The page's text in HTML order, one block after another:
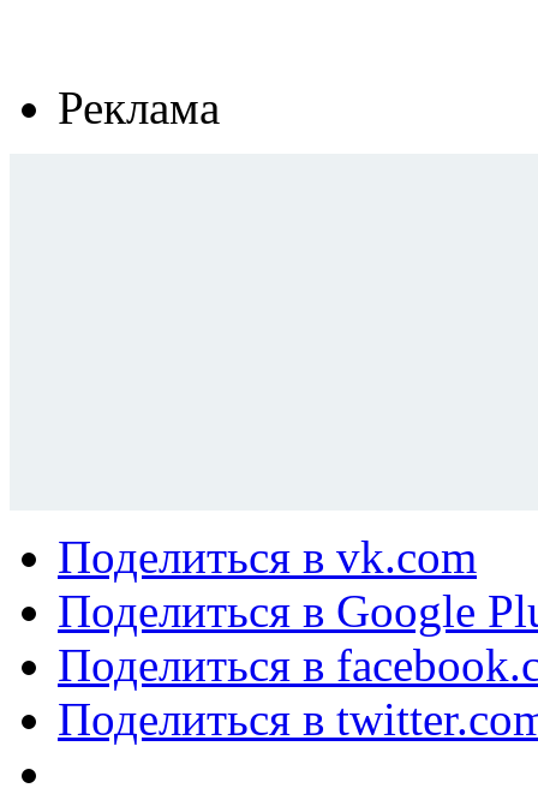
Реклама
Поделиться в vk.com
Поделиться в Google
Поделиться в
Поделиться в